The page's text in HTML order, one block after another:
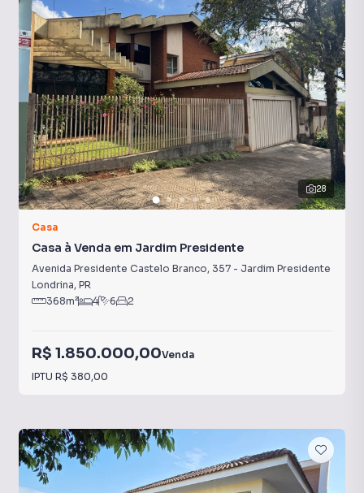
28
Casa
Casa à Venda em Jardim Presidente
Avenida Presidente Castelo Branco, 357 - Jardim Presidente
Londrina, PR
368m² 4 6 2
R$ 1.850.000,00Venda
IPTU R$ 380,00